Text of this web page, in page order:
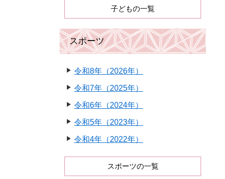
子どもの一覧
スポーツ
令和8年（2026年）
令和7年（2025年）
令和6年（2024年）
令和5年（2023年）
令和4年（2022年）
スポーツの一覧